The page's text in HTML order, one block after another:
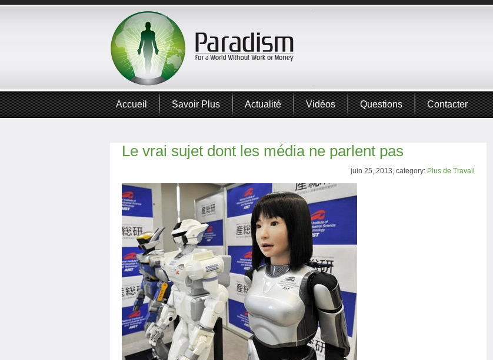
Accueil Savoir Plus Actualité Vidéos Questions Contacter
Le vrai sujet dont les média ne parlent pas
juin 25, 2013, category: Plus de Travail